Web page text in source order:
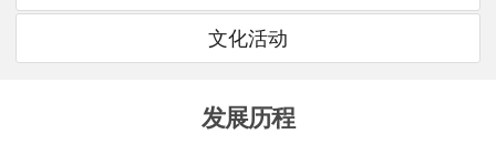
文化活动
发展历程